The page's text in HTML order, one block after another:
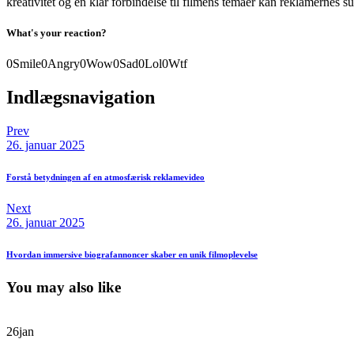
What's your reaction?
0Smile0Angry0Wow0Sad0Lol0Wtf
Indlægsnavigation
Prev
26. januar 2025
Forstå betydningen af en atmosfærisk reklamevideo
Next
26. januar 2025
Hvordan immersive biografannoncer skaber en unik filmoplevelse
You may also like
26jan